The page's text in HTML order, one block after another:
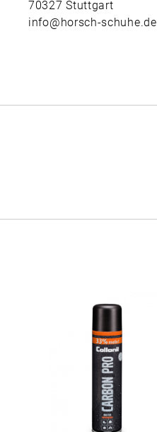
70327 Stuttgart
info@horsch-schuhe.de